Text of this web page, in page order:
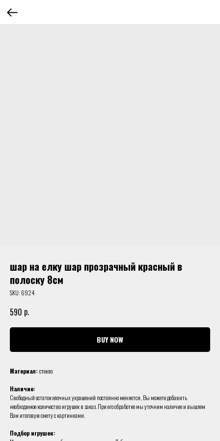
шар на елку шар прозрачный красный в
полоску 8см
SKU: 6924
590 р.
BUY NOW
Материал: стекло
Наличие:
Свободный остаток елочных украшений постоянно меняется, Вы можете добавить
необходимое количество игрушек в заказ. При его обработке мы уточним наличие и вышлем
Вам итоговую смету с картинками.
Подбор игрушек: